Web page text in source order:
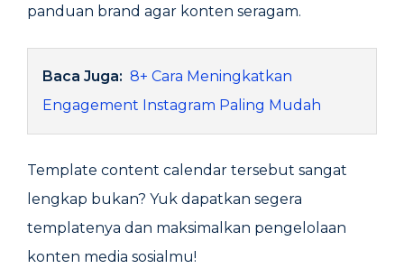
panduan brand agar konten seragam.
Baca Juga: 8+ Cara Meningkatkan
Engagement Instagram Paling Mudah
Template content calendar tersebut sangat
lengkap bukan? Yuk dapatkan segera
templatenya dan maksimalkan pengelolaan
konten media sosialmu!